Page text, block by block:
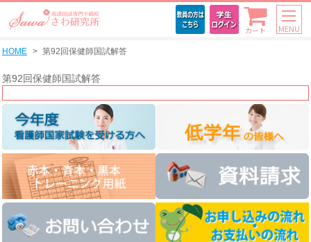
カート MENU
HOME 第92回保健師国試解答
第92回保健師国試解答